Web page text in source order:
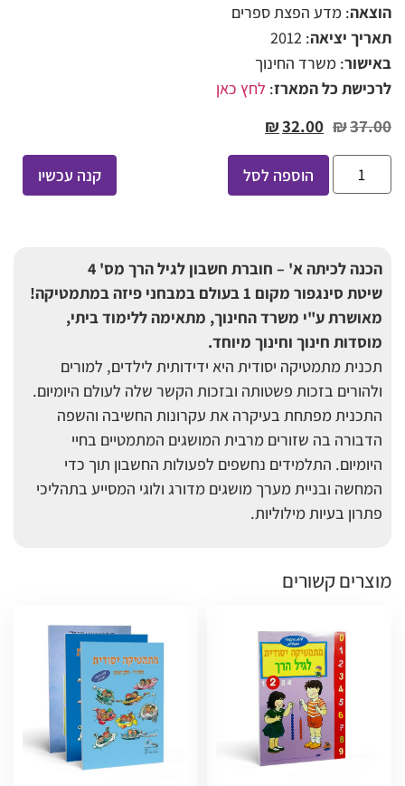
הוצאה: מדע הפצת ספרים
תאריך יציאה: 2012
באישור: משרד החינוך
לרכישת כל המארז: לחץ כאן
₪37.00
₪32.00
קנה עכשיו הוספה לסל
הכנה לכיתה א' – חוברת חשבון לגיל הרך מס' 4
שיטת סינגפור מקום 1 בעולם במבחני פיזה במתמטיקה!
מאושרת ע"י משרד החינוך, מתאימה ללימוד ביתי,
מוסדות חינוך וחינוך מיוחד.
תכנית מתמטיקה יסודית היא ידידותית לילדים, למורים
ולהורים בזכות פשטותה ובזכות הקשר שלה לעולם היומיום.
התכנית מפתחת בעיקרה את עקרונות החשיבה והשפה
הדבורה בה שזורים מרבית המושגים המתמטיים בחיי
היומיום. התלמידים נחשפים לפעולות החשבון תוך כדי
המחשה ובניית מערך מושגים מדורג ולוגי המסייע בתהליכי
פתרון בעיות מילוליות.
מוצרים קשורים